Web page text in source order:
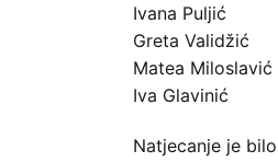
Ivana Puljić
Greta Validžić
Matea Miloslavić
Iva Glavinić
Natjecanje je